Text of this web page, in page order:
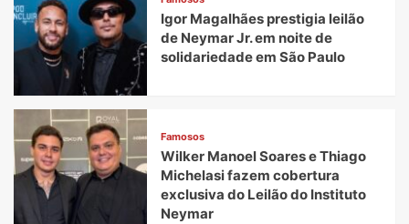
Igor Magalhães prestigia leilão
de Neymar Jr. em noite de
solidariedade em São Paulo
Famosos
Wilker Manoel Soares e Thiago
Michelasi fazem cobertura
exclusiva do Leilão do Instituto
Neymar